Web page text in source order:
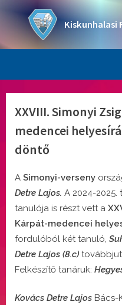
content
Kiskunhalasi
XXVIII. Simonyi
medencei
döntő
A Simonyi-verseny
Detre Lajos. A 2024-
tanulója is részt vett a
Kárpát-medencei
fordulóból két tanuló,
Detre Lajos (8.c)
Felkészítő tanáruk:
Kovács Detre Lajos Bács-